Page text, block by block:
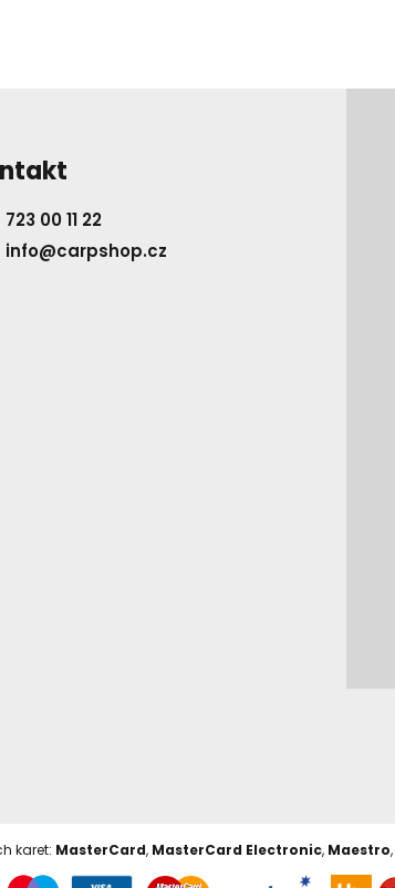
723 00 11 22
info@carpshop.cz
karet: MasterCard, MasterCard Electronic, Maestro,